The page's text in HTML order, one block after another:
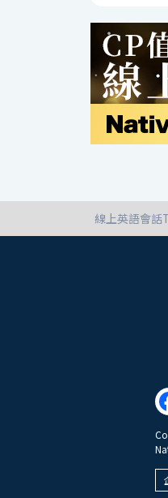
線上英語會話